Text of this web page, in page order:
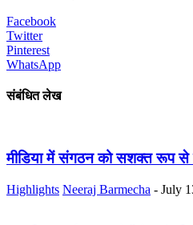
Facebook
Twitter
Pinterest
WhatsApp
संबंधित लेख
मीडिया में संगठन को सशक्त रूप से
Highlights Neeraj Barmecha - July